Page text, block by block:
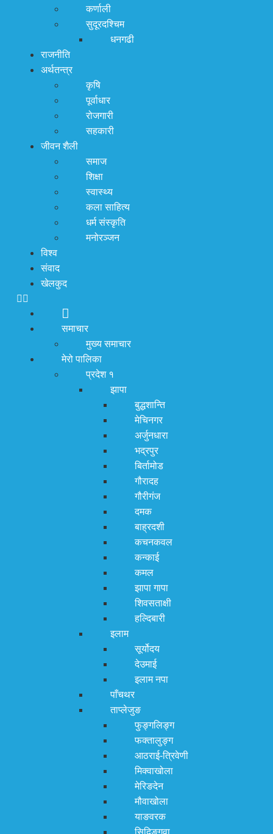
कर्णाली
सुदूरदश्चिम
धनगढी
राजनीति
अर्थतन्त्र
कृषि
पूर्वाधार
रोजगारी
सहकारी
जीवन शैली
समाज
शिक्षा
स्वास्थ्य
कला साहित्य
धर्म संस्कृति
मनोरञ्जन
विश्व
संवाद
खेलकुद
समाचार
मुख्य समाचार
मेरो पालिका
प्रदेश १
झापा
बुद्धशान्ति
मेचिनगर
अर्जुनधारा
भद्रपुर
बिर्तामोड
गौरादह
गौरीगंज
दमक
बाह्रदशी
कचनकवल
कन्काई
कमल
झापा गापा
शिवसताक्षी
हल्दिबारी
इलाम
सूर्योदय
देउमाई
इलाम नपा
पाँचथर
ताप्लेजुङ
फुङ्गलिङ्ग
फक्तालुङ्ग
आठराई-त्रिवेणी
मिक्वाखोला
मेरिङदेन
मौवाखोला
याङवरक
सिदिङ्गवा